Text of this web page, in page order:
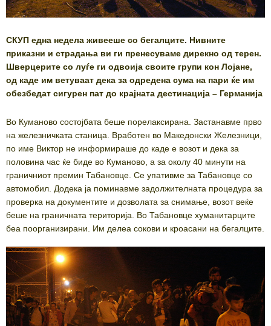
СКУП една недела живееше со бегалците. Нивните
приказни и страдања ви ги пренесуваме дирекно од терен.
Шверцерите со луѓе ги одвоија своите групи кон Лојане,
од каде им ветуваат дека за одредена сума на пари ќе им
обезбедат сигурен пат до крајната дестинација – Германија
Во Куманово состојбата беше порелаксирана. Застанавме прво
на железничката станица. Вработен во Македонски Железници,
по име Виктор не информираше до каде е возот и дека за
половина час ќе биде во Куманово, а за околу 40 минути на
граничниот премин Табановце. Се упативме за Табановце со
автомобил. Додека ја поминавме задолжителната процедура за
проверка на документите и дозволата за снимање, возот веќе
беше на граничната територија. Во Табановце хуманитарците
беа поорганизирани. Им делеа сокови и кроасани на бегалците.